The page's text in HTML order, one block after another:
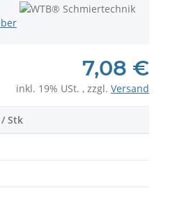
7,08 €
inkl. 19% USt. , zzgl. Versand
Stk